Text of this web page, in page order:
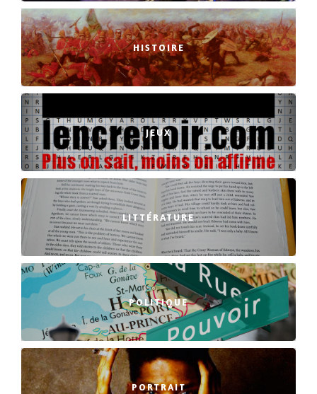
HISTOIRE
JEUX
LITTÉRATURE
POLITIQUE
PORTRAIT